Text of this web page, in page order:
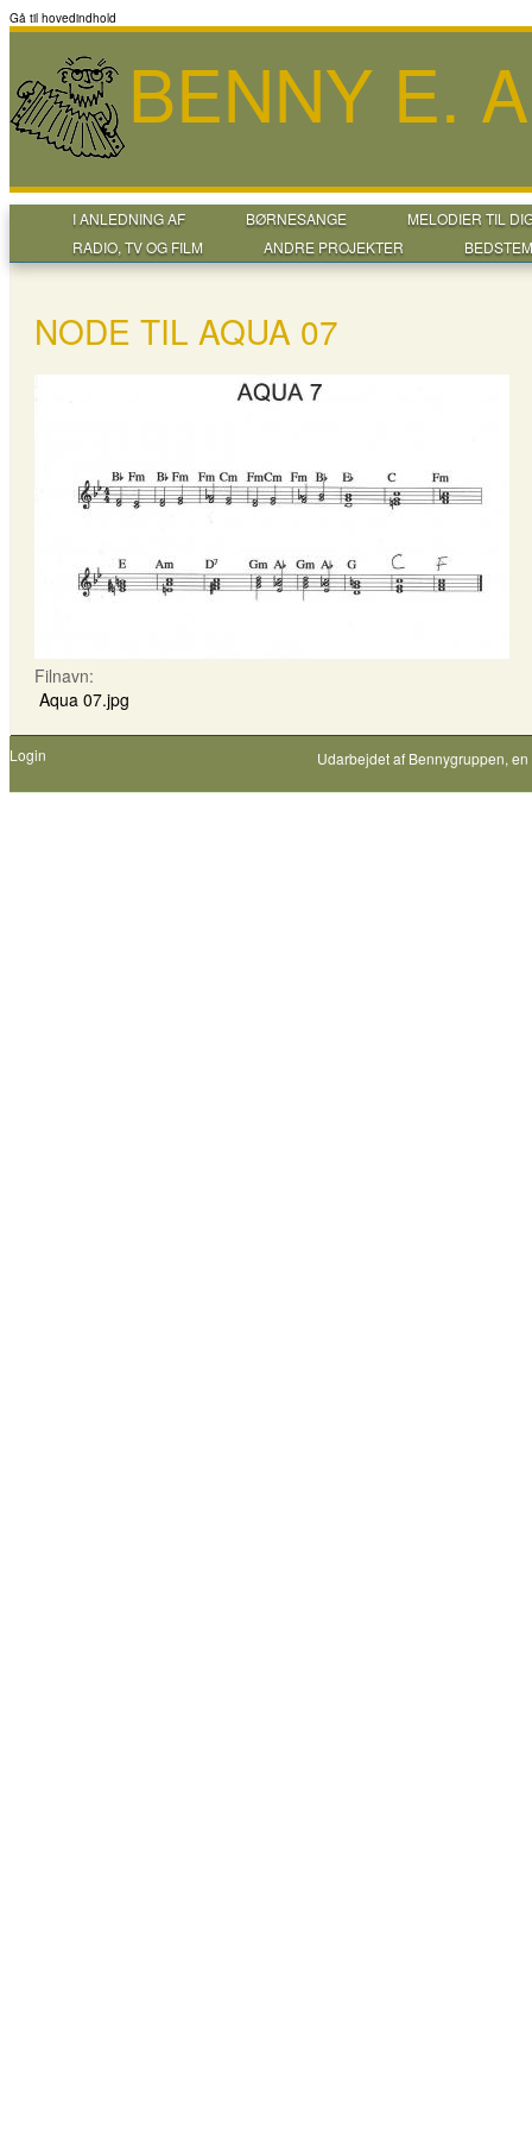
Gå til hovedindhold
BENNY E.
I ANLEDNING AF BØRNESANGE
MELODIER TIL
RADIO, TV OG FILM
ANDRE PROJEKTER
NODE TIL AQUA 07
Filnavn:
Aqua 07.jpg
Login Udarbejdet af Bennygruppen,